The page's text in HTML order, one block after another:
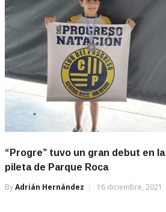
“Progre” tuvo un gran debut en la
pileta de Parque Roca
ByAdrián Hernández 16 diciembre, 2021